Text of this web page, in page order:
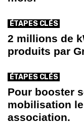
ÉTAPES CLÉS
2 millions de
produits par
ÉTAPES CLÉS
Pour booster
mobilisation
association.